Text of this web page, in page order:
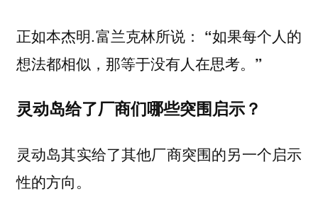
正如本杰明.富兰克林所说： “如果每个人的
想法都相似，那等于没有人在思考。”
灵动岛给了厂商们哪些突围启示？
灵动岛其实给了其他厂商突围的另一个启示
性的方向。